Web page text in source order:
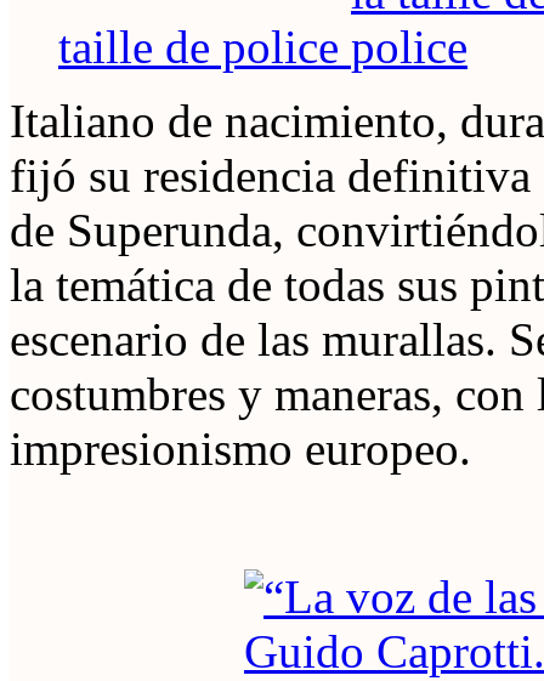
taille de police
Italiano de nacimiento,
fijó su residencia
de Superunda,
la temática de todas sus
escenario de las murallas.
costumbres y maneras,
impresionismo europeo.